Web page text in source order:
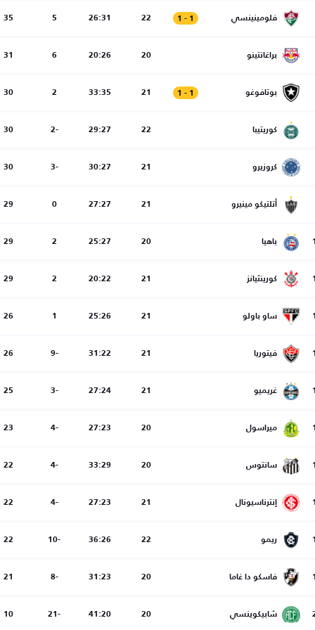
فلومينينسي 1
-
1
22
26:31
5
35
براغانتينو 20
20:26
6
31
بوتافوغو 1
-
1
21
33:35
2
30
كوريتيبا 22
29:27
-2
30
كروزيرو 21
30:27
-3
30
أتلتيكو مينيرو 21
27:27
0
29
باهيا 20
25:27
2
29
كورينثيانز 21
20:22
2
29
ساو باولو 21
25:26
1
26
فيتوريا 21
31:22
-9
26
غريميو 21
27:24
-3
25
ميراسول 20
27:23
-4
23
سانتوس 20
33:29
-4
22
إنترناسيونال 21
27:23
-4
22
ريمو 22
36:26
-10
22
فاسكو دا غاما 20
31:23
-8
21
شابيكوينسي 20
41:20
-21
10